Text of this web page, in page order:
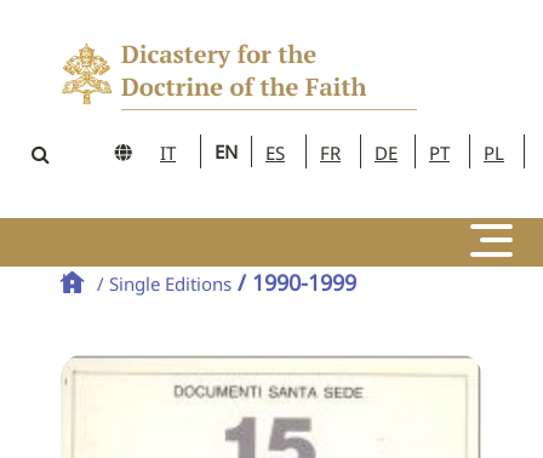
IT EN ES FR DE PT PL
/ Single Editions / 1990-1999